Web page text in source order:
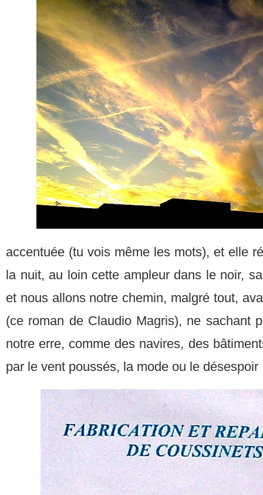
accentuée (tu vois même les mots), et elle
la nuit, au loin cette ampleur dans le noir,
et nous allons notre chemin, malgré tout,
(ce roman de Claudio Magris), ne sachant
notre erre, comme des navires, des
par le vent poussés, la mode ou le désespoir